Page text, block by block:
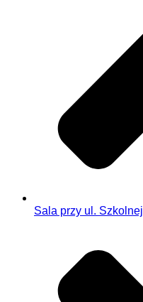
Sala przy ul. Szkolnej